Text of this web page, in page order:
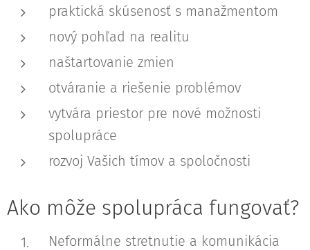
praktická skúsenosť s manažmentom
nový pohľad na realitu
naštartovanie zmien
otváranie a riešenie problémov
vytvára priestor pre nové možnosti
spolupráce
rozvoj Vašich tímov a spoločnosti
Ako môže spolupráca fungovať?
Neformálne stretnutie a komunikácia